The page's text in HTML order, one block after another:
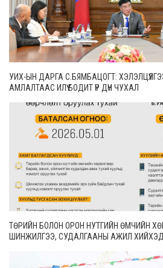
УИХ-ЫН ДАРГА С.БЯМБАЦОГТ:
АМЛАЛТААС ИЛҮҮ БОДИТ ҮР ДҮН ЧУХАЛ
ТӨРИЙН БОЛОН ОРОН НУТГИЙН ӨМЧИЙН
ШИНЖИЛГЭЭ, СУДАЛГААНЫ АЖИЛ